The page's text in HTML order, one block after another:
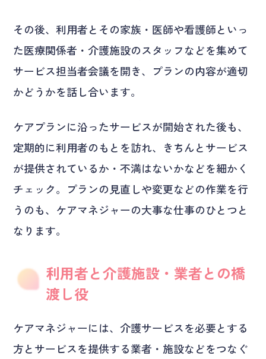
その後、利用者とその家族・医師や看護師といっ
た医療関係者・介護施設のスタッフなどを集めて
サービス担当者会議を開き、プランの内容が適切
かどうかを話し合います。
ケアプランに沿ったサービスが開始された後も、
定期的に利用者のもとを訪れ、きちんとサービス
が提供されているか・不満はないかなどを細かく
チェック。プランの見直しや変更などの作業を行
うのも、ケアマネジャーの大事な仕事のひとつと
なります。
利用者と介護施設・業者との橋
渡し役
ケアマネジャーには、介護サービスを必要とする
方とサービスを提供する業者・施設などをつなぐ